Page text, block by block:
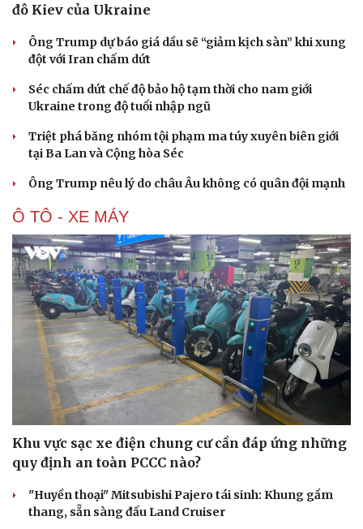
Cải chính
đô Kiev của Ukraine
Ông Trump dự báo giá dầu sẽ “giảm kịch sàn” khi xung
đột với Iran chấm dứt
Séc chấm dứt chế độ bảo hộ tạm thời cho nam giới
Ukraine trong độ tuổi nhập ngũ
Triệt phá băng nhóm tội phạm ma túy xuyên biên giới
tại Ba Lan và Cộng hòa Séc
Ông Trump nêu lý do châu Âu không có quân đội mạnh
Ô TÔ - XE MÁY
Khu vực sạc xe điện chung cư cần đáp ứng những
quy định an toàn PCCC nào?
"Huyền thoại" Mitsubishi Pajero tái sinh: Khung gầm
thang, sẵn sàng đấu Land Cruiser